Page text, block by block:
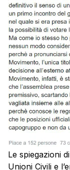
Le spiegazioni
Unioni Civili e